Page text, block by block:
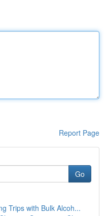
Report Page
Go
Trips with Bulk Alcoh...